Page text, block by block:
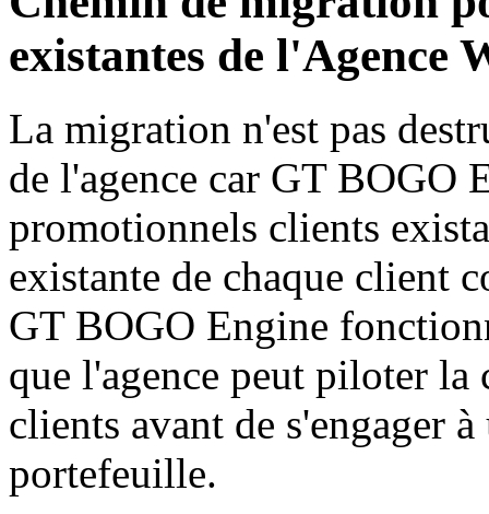
existantes de l'Agence
La migration n'est pas
de l'agence car GT BOGO
promotionnels clients
existante de chaque client
GT BOGO Engine
que l'agence peut piloter
clients avant de s'engager
portefeuille.